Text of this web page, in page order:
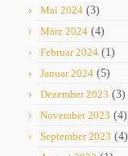
Mai 2024 (3)
März 2024 (4)
Februar 2024 (1)
Januar 2024 (5)
Dezember 2023 (3)
November 2023 (4)
September 2023 (4)